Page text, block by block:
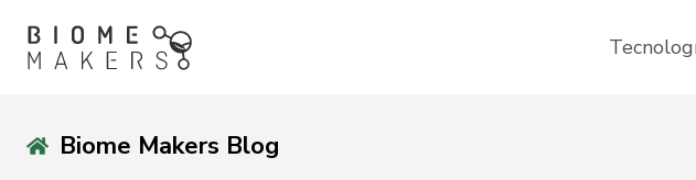
Biome Makers Blog